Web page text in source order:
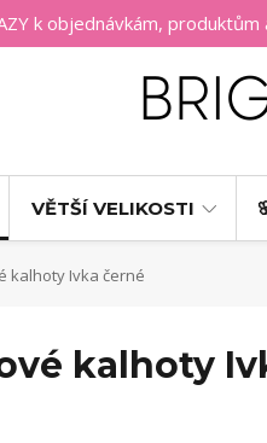
k objednávkám,
VĚTŠÍ VELIKOSTI
kalhoty Ivka černé
kalhoty